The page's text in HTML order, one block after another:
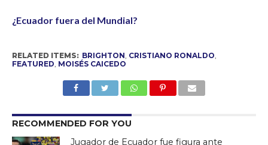
¿Ecuador fuera del Mundial?
RELATED ITEMS: BRIGHTON CRISTIANO RONALDO
FEATURED MOISÉS CAICEDO
RECOMMENDED FOR YOU
Jugador de Ecuador fue figura ante